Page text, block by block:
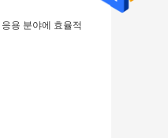
용 분야에 효율적